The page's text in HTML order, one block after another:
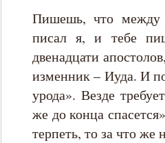
Лев Оптинский (Наголкин)
Макарий Оптинский
Пишешь, что между
писал я, и тебе
двенадцати
изменник – Иуда. И
урода». Везде
же до конца
терпеть, то за что же